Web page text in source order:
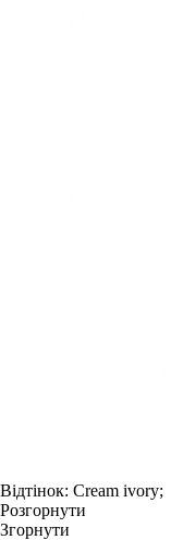
Відтінок: Cream ivory;
Розгорнути
Згорнути